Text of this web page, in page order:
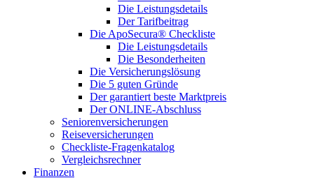
Die Leistungsdetails
Der Tarifbeitrag
Die ApoSecura® Checkliste
Die Leistungsdetails
Die Besonderheiten
Die Versicherungslösung
Die 5 guten Gründe
Der garantiert beste Marktpreis
Der ONLINE-Abschluss
Seniorenversicherungen
Reiseversicherungen
Checkliste-Fragenkatalog
Vergleichsrechner
Finanzen